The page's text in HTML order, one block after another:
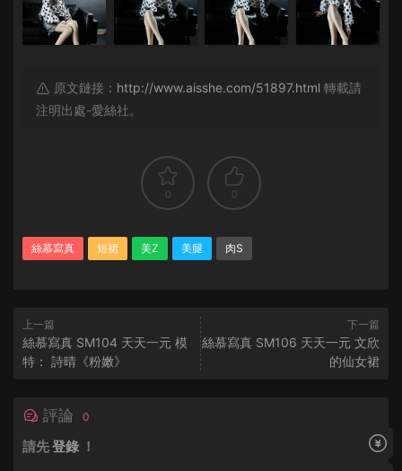
原文鏈接： http://www.aisshe.com/51897.html 轉載請
注明出處-愛絲社。
0 0
絲慕寫真 短裙 美Z 美腿 肉S
上一篇
絲慕寫真 SM104 天天一元 模
特： 詩晴《粉嫩》
下一篇
絲慕寫真 SM106 天天一元 文欣
的仙女裙
評論 0
請先登錄 ！